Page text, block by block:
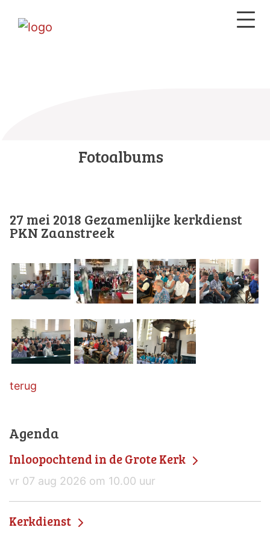
Fotoalbums
27 mei 2018 Gezamenlijke kerkdienst
PKN Zaanstreek
terug
Agenda
Inloopochtend in de Grote Kerk
vr 07 aug 2026 om 10.00 uur
Kerkdienst